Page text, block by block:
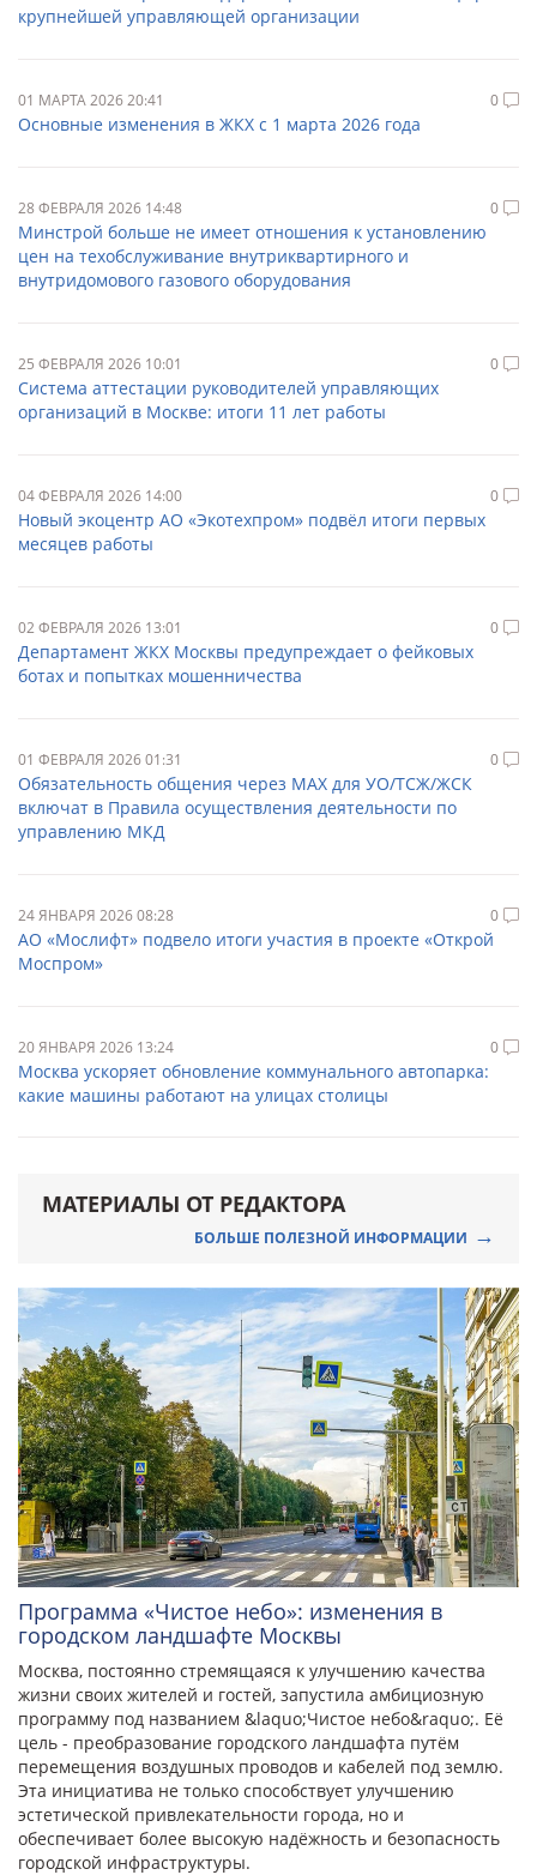
крупнейшей управляющей организации
01 МАРТА 2026 20:41 0
Основные изменения в ЖКХ с 1 марта 2026 года
28 ФЕВРАЛЯ 2026 14:48 0
Минстрой больше не имеет отношения к установлению
цен на техобслуживание внутриквартирного и
внутридомового газового оборудования
25 ФЕВРАЛЯ 2026 10:01 0
Система аттестации руководителей управляющих
организаций в Москве: итоги 11 лет работы
04 ФЕВРАЛЯ 2026 14:00 0
Новый экоцентр АО «Экотехпром» подвёл итоги первых
месяцев работы
02 ФЕВРАЛЯ 2026 13:01 0
Департамент ЖКХ Москвы предупреждает о фейковых
ботах и попытках мошенничества
01 ФЕВРАЛЯ 2026 01:31 0
Обязательность общения через МАХ для УО/ТСЖ/ЖСК
включат в Правила осуществления деятельности по
управлению МКД
24 ЯНВАРЯ 2026 08:28 0
АО «Мослифт» подвело итоги участия в проекте «Открой
Моспром»
20 ЯНВАРЯ 2026 13:24 0
Москва ускоряет обновление коммунального автопарка:
какие машины работают на улицах столицы
МАТЕРИАЛЫ ОТ РЕДАКТОРА
БОЛЬШЕ ПОЛЕЗНОЙ ИНФОРМАЦИИ
Программа «Чистое небо»: изменения в
городском ландшафте Москвы
Москва, постоянно стремящаяся к улучшению качества
жизни своих жителей и гостей, запустила амбициозную
программу под названием &laquo;Чистое небо&raquo;. Её
цель - преобразование городского ландшафта путём
перемещения воздушных проводов и кабелей под землю.
Эта инициатива не только способствует улучшению
эстетической привлекательности города, но и
обеспечивает более высокую надёжность и безопасность
городской инфраструктуры.